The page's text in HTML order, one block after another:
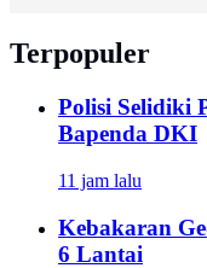
Terpopuler
Polisi Selidiki
Bapenda DKI
11 jam lalu
Kebakaran
6 Lantai